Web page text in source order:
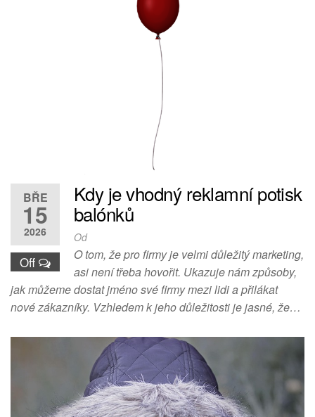
BŘE
15
2026
Off
Kdy je vhodný reklamní potisk
balónků
Od
O tom, že pro firmy je velmi důležitý marketing,
asi není třeba hovořit. Ukazuje nám způsoby,
jak můžeme dostat jméno své firmy mezi lidi a přilákat
nové zákazníky. Vzhledem k jeho důležitosti je jasné, že…